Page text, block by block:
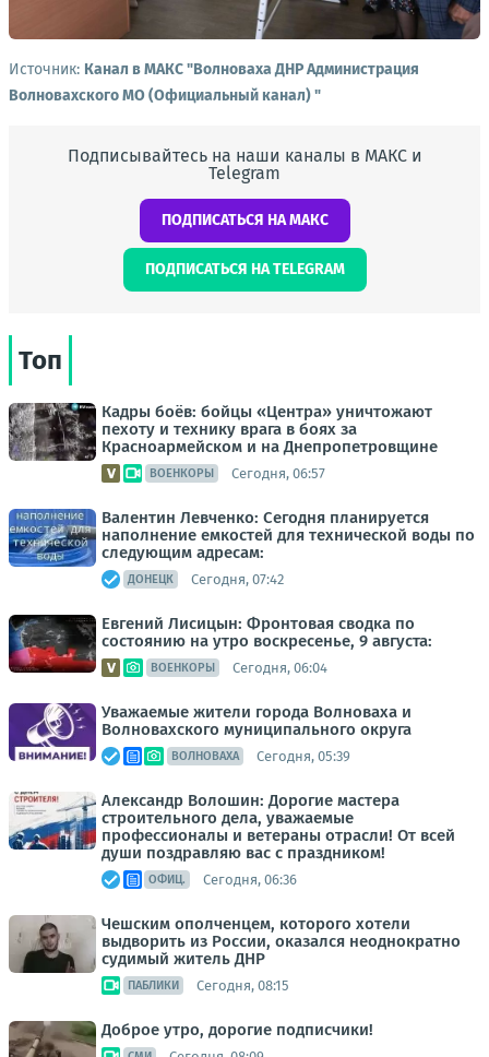
Источник: Канал в МАКС "Волноваха ДНР Администрация
Волновахского МО (Официальный канал) "
Подписывайтесь на наши каналы в МАКС и
Telegram
ПОДПИСАТЬСЯ НА МАКС
ПОДПИСАТЬСЯ НА TELEGRAM
Топ
Кадры боёв: бойцы «Центра» уничтожают
пехоту и технику врага в боях за
Красноармейском и на Днепропетровщине
ВОЕНКОРЫ Сегодня, 06:57
Валентин Левченко: Сегодня планируется
наполнение емкостей для технической воды по
следующим адресам:
ДОНЕЦК Сегодня, 07:42
Евгений Лисицын: Фронтовая сводка по
состоянию на утро воскресенье, 9 августа:
ВОЕНКОРЫ Сегодня, 06:04
Уважаемые жители города Волноваха и
Волновахского муниципального округа
ВОЛНОВАХА Сегодня, 05:39
Александр Волошин: Дорогие мастера
строительного дела, уважаемые
профессионалы и ветераны отрасли! От всей
души поздравляю вас с праздником!
ОФИЦ. Сегодня, 06:36
Чешским ополченцем, которого хотели
выдворить из России, оказался неоднократно
судимый житель ДНР
ПАБЛИКИ Сегодня, 08:15
Доброе утро, дорогие подписчики!